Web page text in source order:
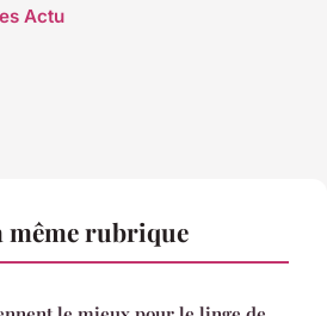
Actu
même rubrique